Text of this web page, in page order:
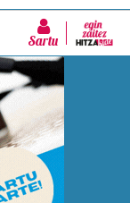
Sartu